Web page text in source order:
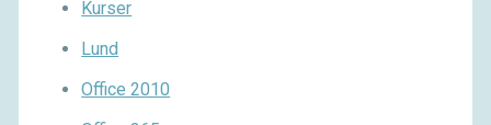
Kurser
Lund
Office 2010